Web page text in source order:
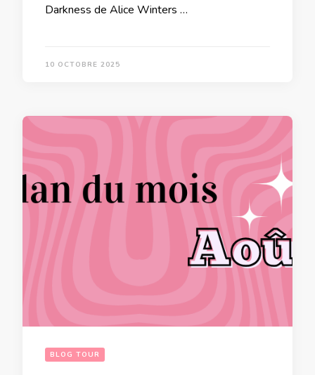
Darkness de Alice Winters …
10 OCTOBRE 2025
BLOG TOUR